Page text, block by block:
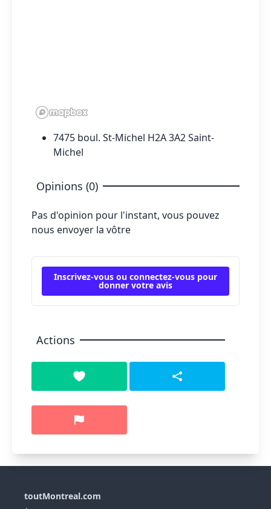
7475 boul. St-Michel H2A 3A2 Saint-
Michel
Opinions (0)
Pas d'opinion pour l'instant, vous pouvez
nous envoyer la vôtre
Inscrivez-vous ou connectez-vous pour
donner votre avis
Actions
toutMontreal.com